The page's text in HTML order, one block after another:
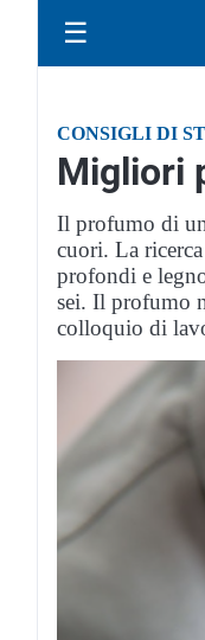
☰
CONSIGLI DI
Migliori
Il profumo di un
cuori. La
profondi e
sei. Il profumo
colloquio di